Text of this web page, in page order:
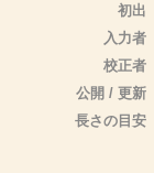
初出
入力者
校正者
公開 / 更新
長さの目安